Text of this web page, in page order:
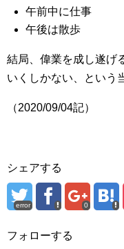
午前中に仕事
午後は散歩
結局、偉業を成し遂げ
いくしかない、という
（2020/09/04記）
シェアする
error 0
フォローする